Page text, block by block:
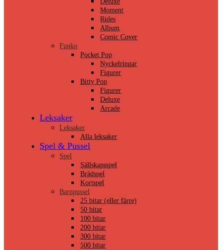
Moment
Rides
Album
Comic Cover
Funko
Pocket Pop
Nyckelringar
Figurer
Bitty Pop
Figurer
Deluxe
Arcade
Leksaker
Leksaker
Alla leksaker
Spel & Pussel
Spel
Sällskapsspel
Brädspel
Kortspel
Barnpussel
25 bitar (eller färre)
50 bitar
100 bitar
200 bitar
300 bitar
500 bitar